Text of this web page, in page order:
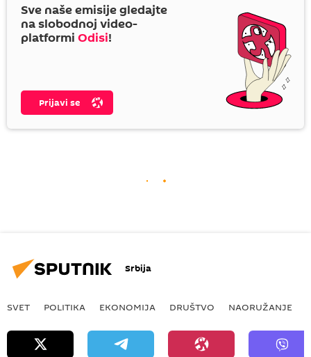
Sve naše emisije gledajte
na slobodnoj video-
platformi Odisi!
Prijavi se
Srbija
SVET POLITIKA EKONOMIJA DRUŠTVO NAORUŽANJE